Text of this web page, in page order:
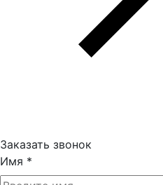
Заказать звонок
Имя *